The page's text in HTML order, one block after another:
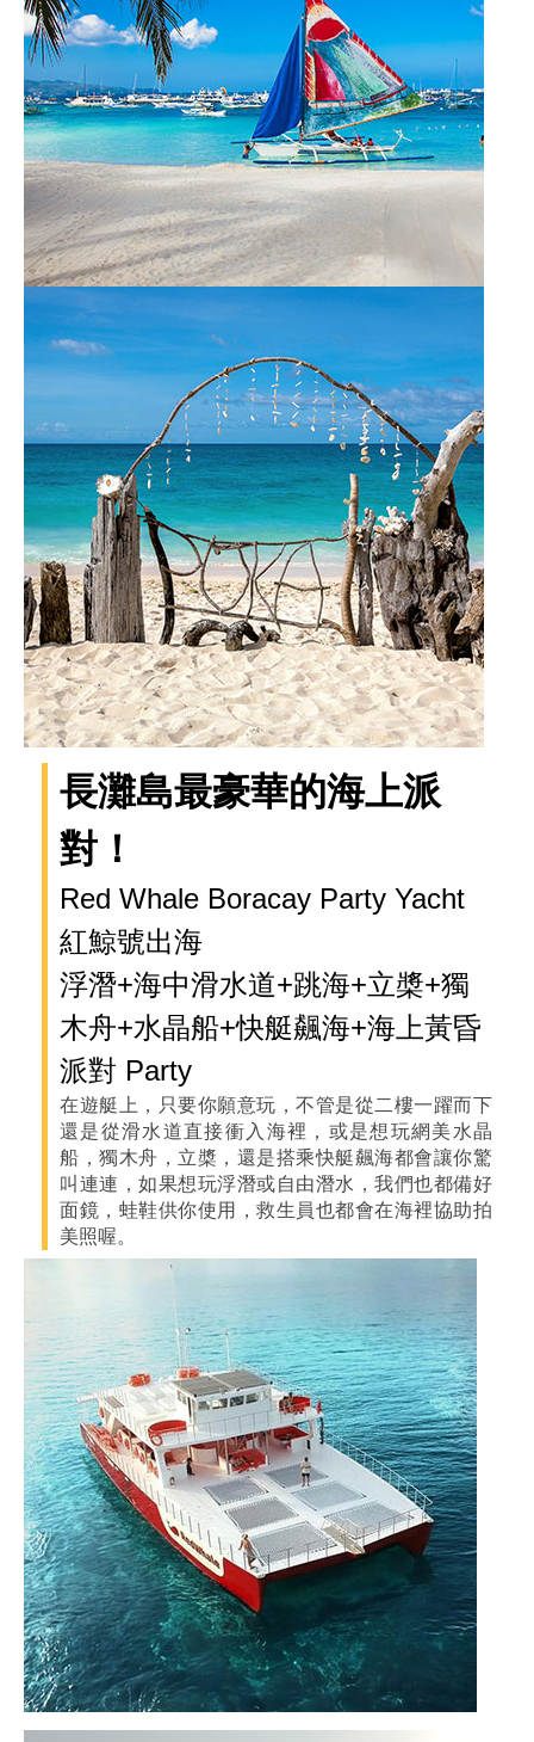
長灘島最豪華的海上派
對！
Red Whale Boracay Party Yacht
紅鯨號出海
浮潛+海中滑水道+跳海+立槳+獨
木舟+水晶船+快艇飆海+海上黃昏
派對 Party
在遊艇上，只要你願意玩，不管是從二樓一躍而下
還是從滑水道直接衝入海裡，或是想玩網美水晶
船，獨木舟，立槳，還是搭乘快艇飆海都會讓你驚
叫連連，如果想玩浮潛或自由潛水，我們也都備好
面鏡，蛙鞋供你使用，救生員也都會在海裡協助拍
美照喔。